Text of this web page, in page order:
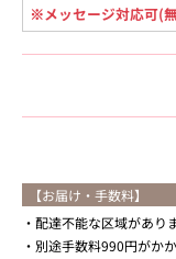
※メッセージ対応可(
【お届け・手数料】
配達不能な区域があり
別途手数料990円がか